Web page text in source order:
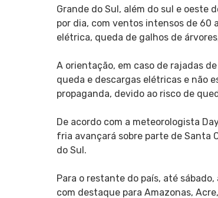
Grande do Sul, além do sul e oeste
por dia, com ventos intensos de 60
elétrica, queda de galhos de
A orientação, em caso de rajadas
queda e descargas elétricas e não
propaganda, devido ao risco de
De acordo com a meteorologista
fria avançará sobre parte de Santa
do Sul.
Para o restante do país, até
com destaque para Amazonas,